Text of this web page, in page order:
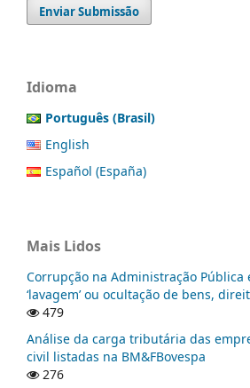
Enviar Submissão
Idioma
Português (Brasil)
English
Español (España)
Mais Lidos
Corrupção na Administração Pública
‘lavagem’ ou ocultação de bens,
479
Análise da carga tributária das
civil listadas na BM&FBovespa
276